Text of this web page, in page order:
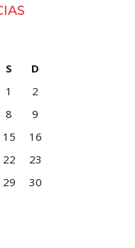
S
D
1
2
8
9
15
16
22
23
29
30